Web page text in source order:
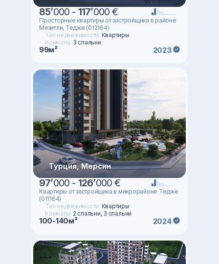
85’000 - 117’000 €
Просторные квартиры от застройщика в районе
Мезитли, Тедже (012164)
Тип недвижимости: Квартиры
Комнаты: 3 спальни
99м² 2023
Турция, Мерсин
97’000 - 126’000 €
Квартиры от застройщика в микрорайоне Тедже
(011164)
Тип недвижимости: Квартиры
Комнаты: 2 спальни, 3 спальни
100-140м² 2024